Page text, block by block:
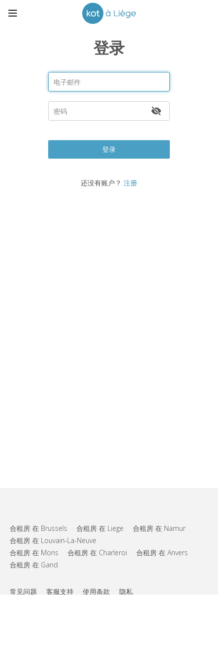
登录
登录
还没有账户？ 注册
合租房 在 Brussels 合租房 在 Liege
合租房 在 Namur
合租房 在 Louvain-La-Neuve
合租房 在 Mons
合租房 在 Charleroi
合租房 在 Anvers
合租房 在 Gand
常见问题 客服支持 使用条款 隐私